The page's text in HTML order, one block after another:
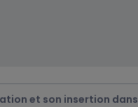
et son insertion